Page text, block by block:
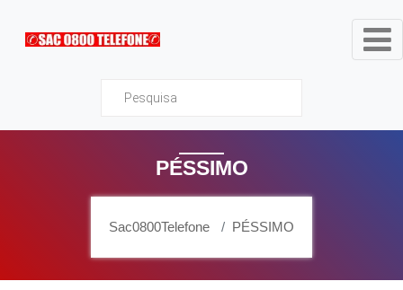
Sac0800Telefone
PÉSSIMO
Sac0800Telefone PÉSSIMO